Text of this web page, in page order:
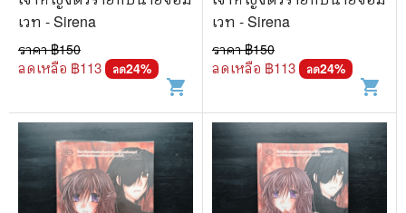
เวท - Sirena
ราคา ฿150
ลดเหลือ ฿113 ลด24%
shopping_cart
เวท - Sirena
ราคา ฿150
ลดเหลือ ฿113 ลด24%
shopping_cart